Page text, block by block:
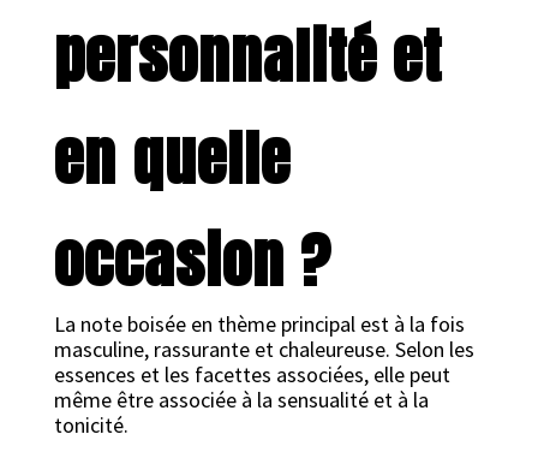
personnalité et
en quelle
occasion ?
La note boisée en thème principal est à la fois
masculine, rassurante et chaleureuse. Selon les
essences et les facettes associées, elle peut
même être associée à la sensualité et à la
tonicité.